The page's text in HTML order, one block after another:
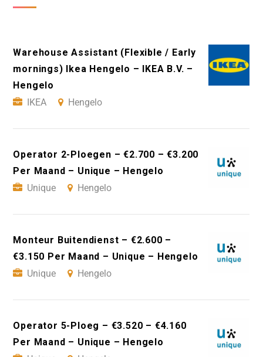
Warehouse Assistant (Flexible / Early
mornings) Ikea Hengelo – IKEA B.V. –
Hengelo
IKEA
Hengelo
Operator 2-Ploegen – €2.700 – €3.200
Per Maand – Unique – Hengelo
Unique
Hengelo
Monteur Buitendienst – €2.600 –
€3.150 Per Maand – Unique – Hengelo
Unique
Hengelo
Operator 5-Ploeg – €3.520 – €4.160
Per Maand – Unique – Hengelo